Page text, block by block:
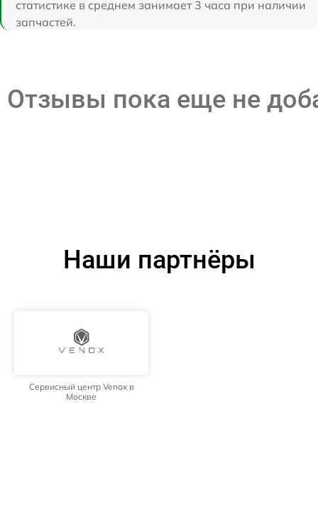
статистике в среднем занимает 3 часа при наличии
запчастей.
Отзывы пока еще не
Наши партнёры
Сервисный центр Venox в
Москве